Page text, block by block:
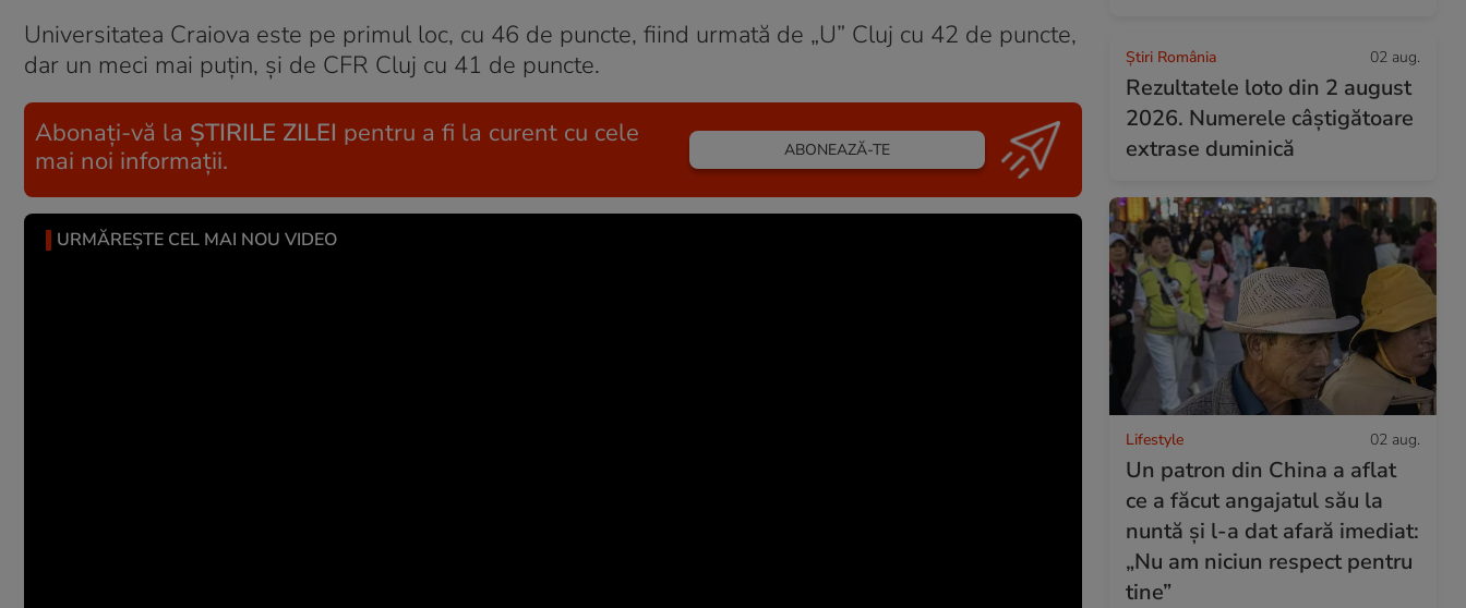
Universitatea Craiova este pe primul loc, cu 46 de puncte, fiind urmată de „U” Cluj cu 42 de puncte,
dar un meci mai puțin, și de CFR Cluj cu 41 de puncte.
Abonați-vă la ȘTIRILE ZILEI pentru a fi la curent cu cele
mai noi informații.
ABONEAZĂ-TE
URMĂREȘTE CEL MAI NOU VIDEO
Știri România 02 aug.
Rezultatele loto din 2 august
2026. Numerele câștigătoare
extrase duminică
Lifestyle 02 aug.
Un patron din China a aflat
ce a făcut angajatul său la
nuntă și l-a dat afară imediat:
„Nu am niciun respect pentru
tine”